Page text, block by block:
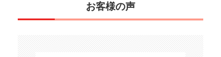
お客様の声